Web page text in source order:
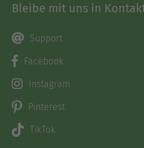
Bleibe mit uns in
Support
Facebook
Instagram
Pinterest
TikTok